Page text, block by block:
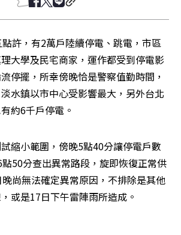
許，有2萬戶陸續停電、跳電，市區
大學及民宅商家，運作都受到停電影
停擺，所幸傍晚恰是警察值勤時間，
水鎮以市中心受影響最大，另外台北
約6千戶停電。
縮小範圍，傍晚5點40分讓停電戶數
50分查出異常路段，旋即恢復正常供
尚無法確定異常原因，不排除是其他
或是17日下午雷陣雨所造成。